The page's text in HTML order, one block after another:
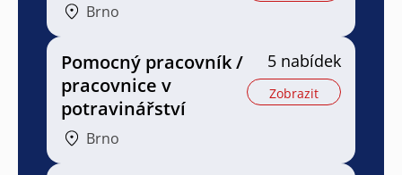
Brno
Pomocný pracovník /
pracovnice v
potravinářství
Brno
5 nabídek
Zobrazit